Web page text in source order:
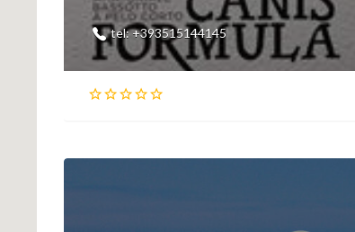
Trasporto & Taxi Pet
Onoranze Funebri
Campeggi Pet friendly
tel: +393515144145